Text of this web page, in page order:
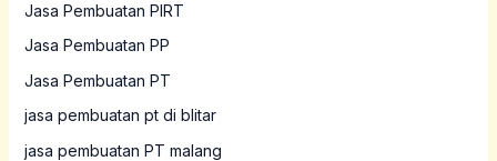
Jasa Pembuatan PIRT
Jasa Pembuatan PP
Jasa Pembuatan PT
jasa pembuatan pt di blitar
jasa pembuatan PT malang